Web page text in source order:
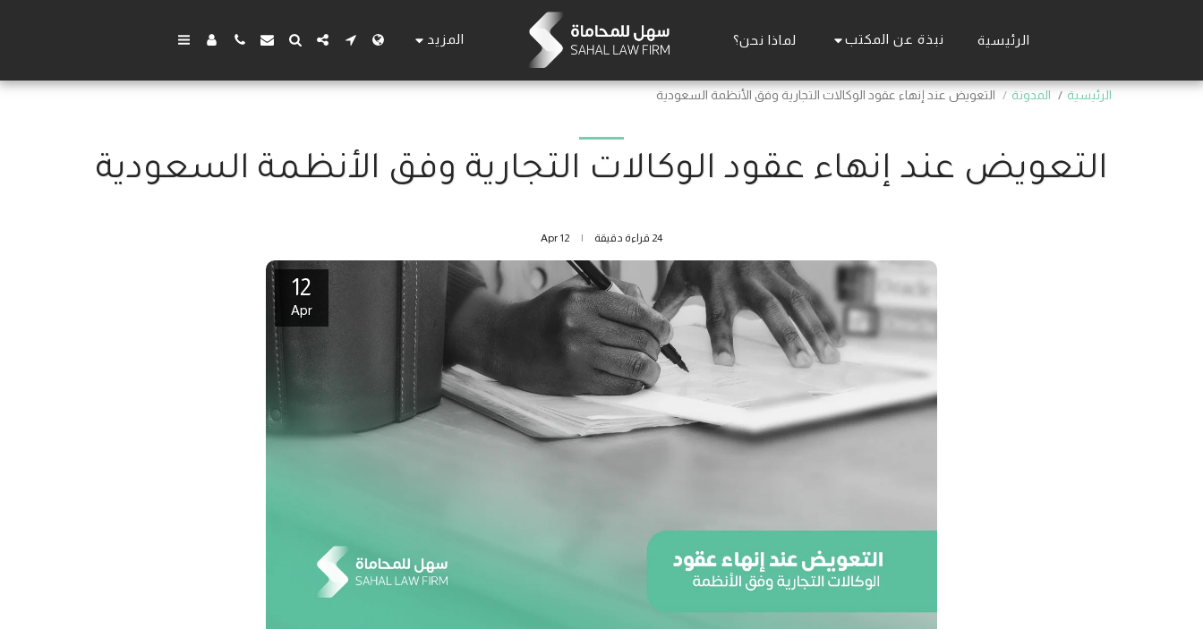
الرئيسية نبذة عن المكتب لماذا نحن؟ المزيد
الرئيسية المدونة التعويض عند إنهاء عقود الوكالات التجارية وفق الأنظمة السعودية
التعويض عند إنهاء عقود الوكالات التجارية وفق الأنظمة السعودية
24 قراءة دقيقة 12
Apr
12
Apr